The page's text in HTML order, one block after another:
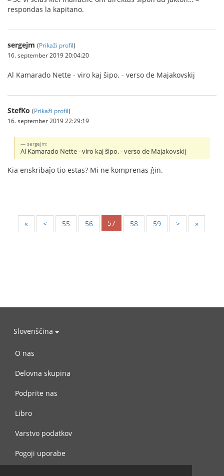
respondas la kapitano.
sergejm (Prikaži profil)
16. september 2019 20:04:20
Al Kamarado Nette - viro kaj ŝipo. - verso de Majakovskij
StefKo (Prikaži profil)
16. september 2019 22:29:19
sergejm:
Al Kamarado Nette - viro kaj ŝipo. - verso de Majakovskij
Kia enskribaĵo tio estas? Mi ne komprenas ĝin.
« < 55 56 57 58 59 > »
Slovenščina
O nas
Delovna skupina
Podprite nas
Libro
Varstvo podatkov
Pogoji uporabe